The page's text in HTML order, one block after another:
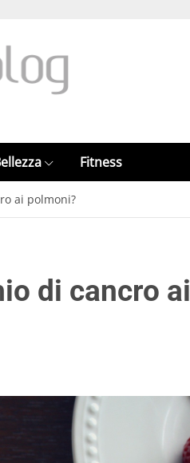
Fitness
ai polmoni?
di cancro ai